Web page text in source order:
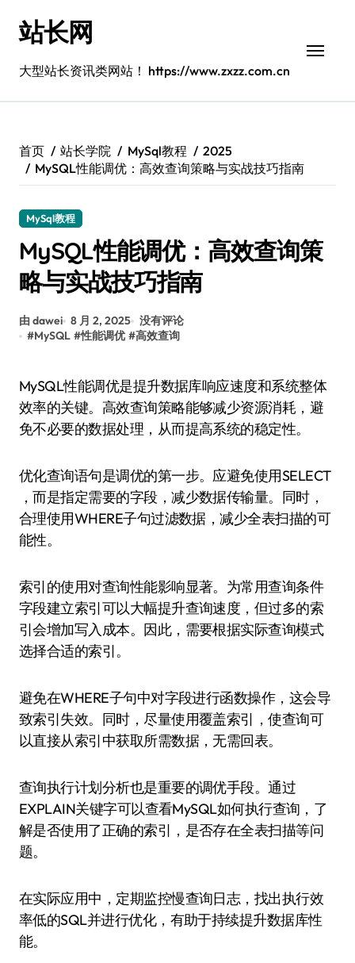
站长网
大型站长资讯类网站！ https://www.zxzz.com.cn
首页 站长学院 MySql教程
2025
MySQL性能调优：高效查询策略与实战技巧指南
MySql教程
MySQL性能调优：高效查询策
略与实战技巧指南
由 dawei 8 月 2, 2025 没有评论
#MySQL #性能调优 #高效查询
MySQL性能调优是提升数据库响应速度和系统整体
效率的关键。高效查询策略能够减少资源消耗，避
免不必要的数据处理，从而提高系统的稳定性。
优化查询语句是调优的第一步。应避免使用SELECT
，而是指定需要的字段，减少数据传输量。同时，
合理使用WHERE子句过滤数据，减少全表扫描的可
能性。
索引的使用对查询性能影响显著。为常用查询条件
字段建立索引可以大幅提升查询速度，但过多的索
引会增加写入成本。因此，需要根据实际查询模式
选择合适的索引。
避免在WHERE子句中对字段进行函数操作，这会导
致索引失效。同时，尽量使用覆盖索引，使查询可
以直接从索引中获取所需数据，无需回表。
查询执行计划分析也是重要的调优手段。通过
EXPLAIN关键字可以查看MySQL如何执行查询，了
解是否使用了正确的索引，是否存在全表扫描等问
题。
在实际应用中，定期监控慢查询日志，找出执行效
率低的SQL并进行优化，有助于持续提升数据库性
能。